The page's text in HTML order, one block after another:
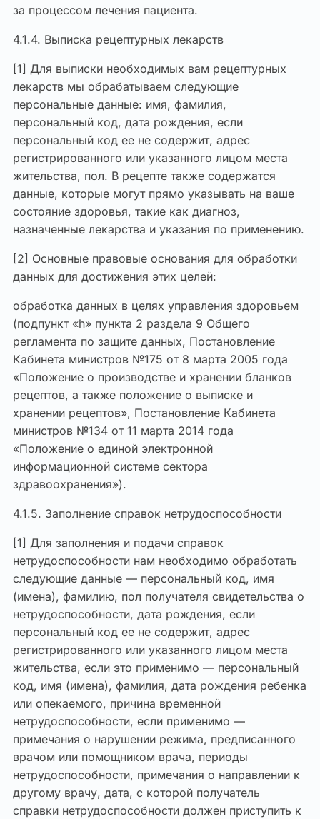
за процессом лечения пациента.
4.1.4. Выписка рецептурных лекарств
[1] Для выписки необходимых вам рецептурных
лекарств мы обрабатываем следующие
персональные данные: имя, фамилия,
персональный код, дата рождения, если
персональный код ее не содержит, адрес
регистрированного или указанного лицом места
жительства, пол. В рецепте также содержатся
данные, которые могут прямо указывать на ваше
состояние здоровья, такие как диагноз,
назначенные лекарства и указания по применению.
[2] Основные правовые основания для обработки
данных для достижения этих целей:
обработка данных в целях управления здоровьем
(подпункт «h» пункта 2 раздела 9 Общего
регламента по защите данных, Постановление
Кабинета министров №175 от 8 марта 2005 года
«Положение о производстве и хранении бланков
рецептов, а также положение о выписке и
хранении рецептов», Постановление Кабинета
министров №134 от 11 марта 2014 года
«Положение о единой электронной
информационной системе сектора
здравоохранения»).
4.1.5. Заполнение справок нетрудоспособности
[1] Для заполнения и подачи справок
нетрудоспособности нам необходимо обработать
следующие данные — персональный код, имя
(имена), фамилию, пол получателя свидетельства о
нетрудоспособности, дата рождения, если
персональный код ее не содержит, адрес
регистрированного или указанного лицом места
жительства, если это применимо — персональный
код, имя (имена), фамилия, дата рождения ребенка
или опекаемого, причина временной
нетрудоспособности, если применимо —
примечания о нарушении режима, предписанного
врачом или помощником врача, периоды
нетрудоспособности, примечания о направлении к
другому врачу, дата, с которой получатель
справки нетрудоспособности должен приступить к